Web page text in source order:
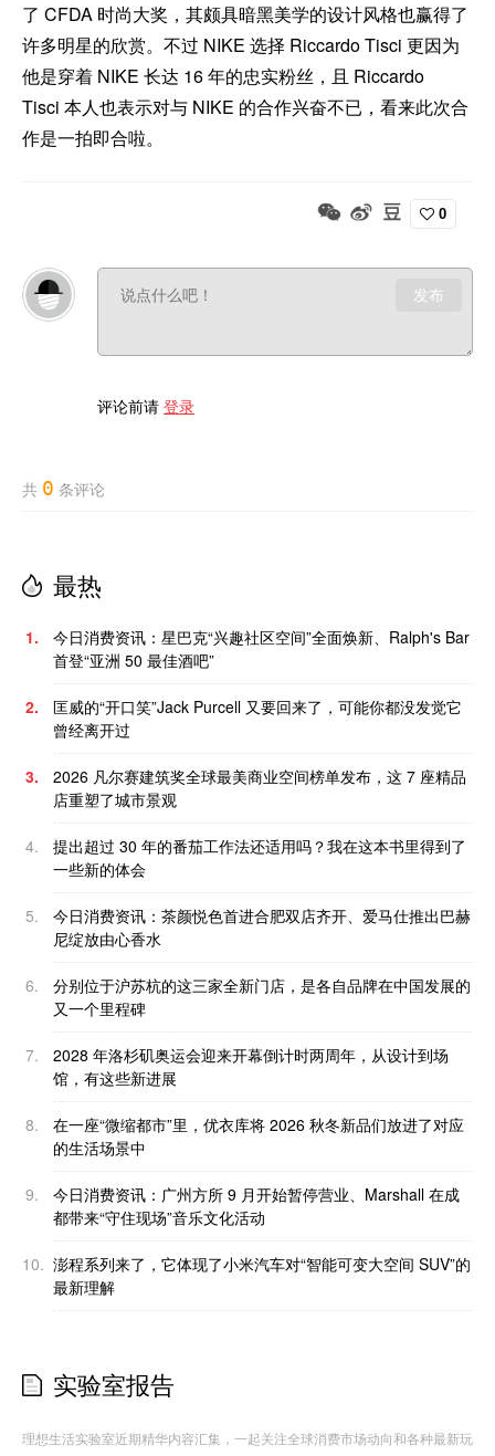
了 CFDA 时尚大奖，其颇具暗黑美学的设计风格也赢得了
许多明星的欣赏。不过 NIKE 选择 Riccardo Tisci 更因为
他是穿着 NIKE 长达 16 年的忠实粉丝，且 Riccardo
Tisci 本人也表示对与 NIKE 的合作兴奋不已，看来此次合
作是一拍即合啦。
0
发布
评论前请 登录
共 0 条评论
最热
1.
今日消费资讯：星巴克“兴趣社区空间”全面焕新、Ralph's Bar
首登“亚洲 50 最佳酒吧”
2.
匡威的“开口笑”Jack Purcell 又要回来了，可能你都没发觉它
曾经离开过
3.
2026 凡尔赛建筑奖全球最美商业空间榜单发布，这 7 座精品
店重塑了城市景观
4.
提出超过 30 年的番茄工作法还适用吗？我在这本书里得到了
一些新的体会
5.
今日消费资讯：茶颜悦色首进合肥双店齐开、爱马仕推出巴赫
尼绽放由心香水
6.
分别位于沪苏杭的这三家全新门店，是各自品牌在中国发展的
又一个里程碑
7.
2028 年洛杉矶奥运会迎来开幕倒计时两周年，从设计到场
馆，有这些新进展
8.
在一座“微缩都市”里，优衣库将 2026 秋冬新品们放进了对应
的生活场景中
9.
今日消费资讯：广州方所 9 月开始暂停营业、Marshall 在成
都带来“守住现场”音乐文化活动
10. 澎程系列来了，它体现了小米汽车对“智能可变大空间 SUV”的
最新理解
实验室报告
理想生活实验室近期精华内容汇集，一起关注全球消费市场动向和各种最新玩